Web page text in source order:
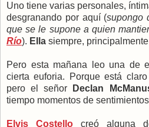
Uno tiene varias personales,
desgranando por aquí (supongo
que se le supone a quien
Río). Ella siempre,
Pero esta mañana leo una de
cierta euforia. Porque está
pero el señor
Declan
tiempo momentos de
Elvis Costellocreó alguna